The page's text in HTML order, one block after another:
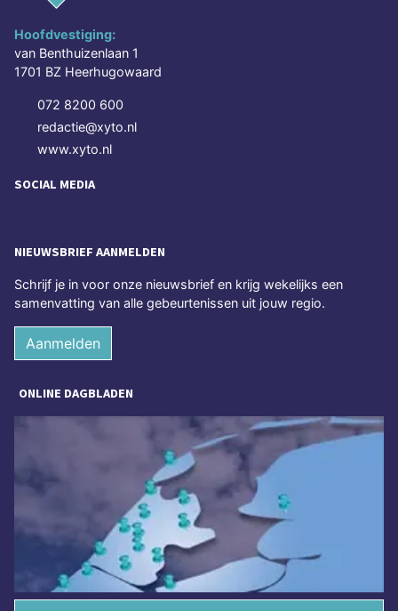
Hoofdvestiging:
van Benthuizenlaan 1
1701 BZ Heerhugowaard
072 8200 600
redactie@xyto.nl
www.xyto.nl
SOCIAL MEDIA
NIEUWSBRIEF AANMELDEN
Schrijf je in voor onze nieuwsbrief en krijg wekelijks een
samenvatting van alle gebeurtenissen uit jouw regio.
Aanmelden
ONLINE DAGBLADEN